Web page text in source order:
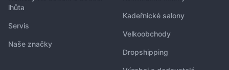
lhůta
Servis
Naše značky
Kadeřnické salony
Velkoobchody
Dropshipping